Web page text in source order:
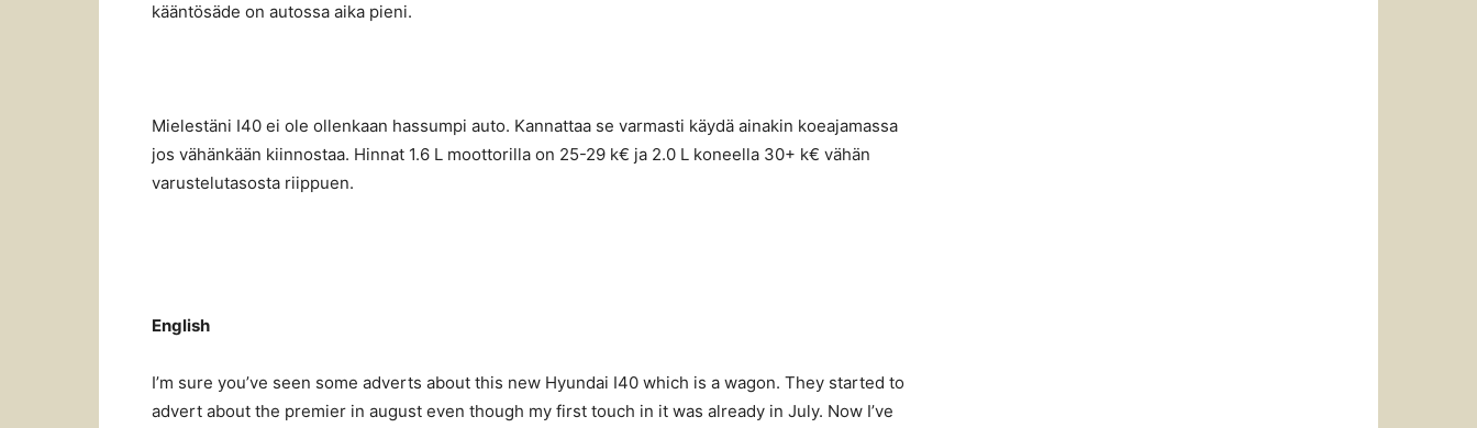
kääntösäde on autossa aika pieni.
Mielestäni I40 ei ole ollenkaan hassumpi auto. Kannattaa se varmasti käydä ainakin koeajamassa
jos vähänkään kiinnostaa. Hinnat 1.6 L moottorilla on 25-29 k€ ja 2.0 L koneella 30+ k€ vähän
varustelutasosta riippuen.
English
I’m sure you’ve seen some adverts about this new Hyundai I40 which is a wagon. They started to
advert about the premier in august even though my first touch in it was already in July. Now I’ve